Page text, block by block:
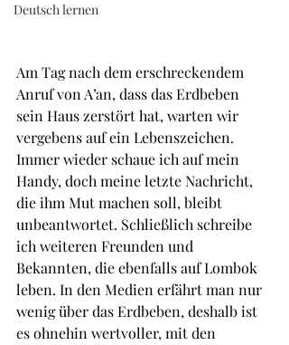
Deutsch lernen
Am Tag nach dem erschreckendem
Anruf von A’an, dass das Erdbeben
sein Haus zerstört hat, warten wir
vergebens auf ein Lebenszeichen.
Immer wieder schaue ich auf mein
Handy, doch meine letzte Nachricht,
die ihm Mut machen soll, bleibt
unbeantwortet. Schließlich schreibe
ich weiteren Freunden und
Bekannten, die ebenfalls auf Lombok
leben. In den Medien erfährt man nur
wenig über das Erdbeben, deshalb ist
es ohnehin wertvoller, mit den